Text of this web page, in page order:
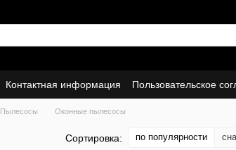
Контактная информация Пользовательское
Пылесосы Оконные пылесосы
Сортировка: по популярности